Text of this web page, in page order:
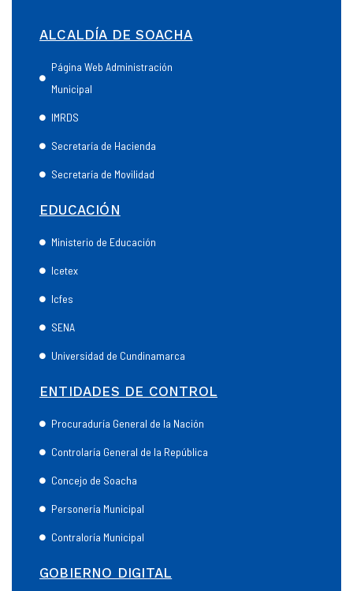
ALCALDÍA DE SOACHA
Página Web Administración
Municipal
IMRDS
Secretaría de Hacienda
Secretaría de Movilidad
EDUCACIÓN
Ministerio de Educación
Icetex
Icfes
SENA
Universidad de Cundinamarca
ENTIDADES DE CONTROL
Procuraduría General de la Nación
Controlaría General de la República
Concejo de Soacha
Personería Municipal
Contraloría Municipal
GOBIERNO DIGITAL